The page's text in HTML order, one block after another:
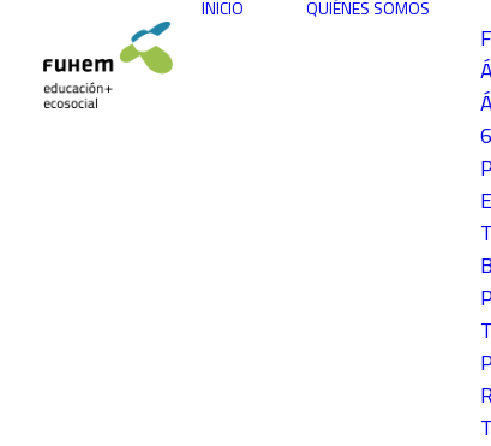
INICIO QUIÉNES SOMOS